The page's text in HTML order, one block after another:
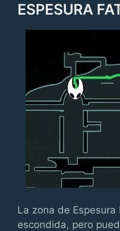
ESPESURA
La zona de
escondida, pero